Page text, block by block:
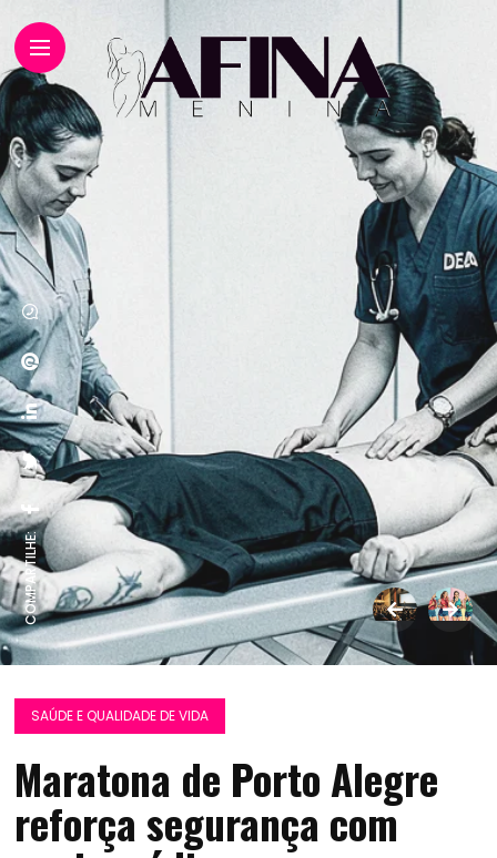
COMPARTILHE:
SAÚDE E QUALIDADE DE VIDA
Maratona de Porto Alegre
reforça segurança com